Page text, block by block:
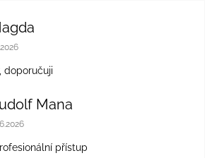
obchodu je 5 z 5 hvězdiček.
doporučuji
Mana
obchodu je 5 z 5 hvězdiček.
přístup